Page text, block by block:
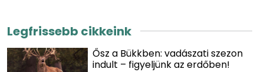
Legfrissebb cikkeink
Ősz a Bükkben: vadászati szezon
indult – figyeljünk az erdőben!